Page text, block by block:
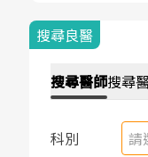
搜尋良醫
搜尋醫師搜尋
科別 請